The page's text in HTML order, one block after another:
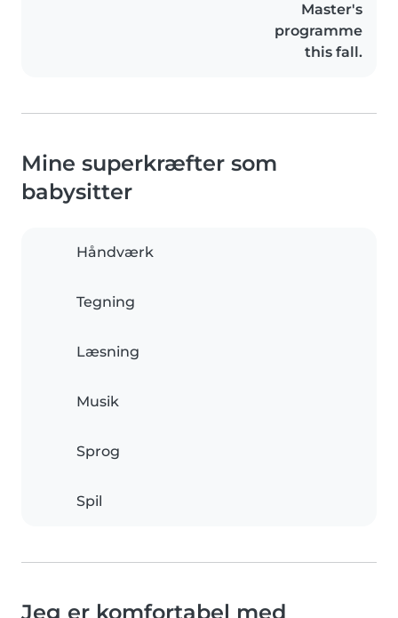
Master's
programme
this fall.
Mine superkræfter som
babysitter
Håndværk
Tegning
Læsning
Musik
Sprog
Spil
Jeg er komfortabel med